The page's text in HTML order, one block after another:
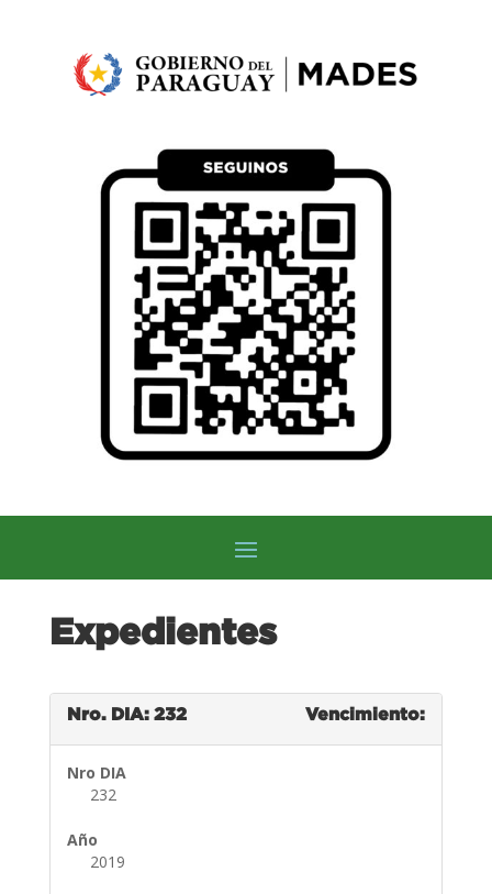
Expedientes
Nro. DIA: 232 Vencimiento:
Nro DIA
232
Año
2019